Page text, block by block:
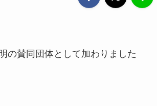
の賛同団体として加わりました